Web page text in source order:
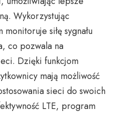
Wykorzystując
siłę sygnału
co pozwala na
Dzięki funkcjom
mają możliwość
sieci do swoich
LTE, program